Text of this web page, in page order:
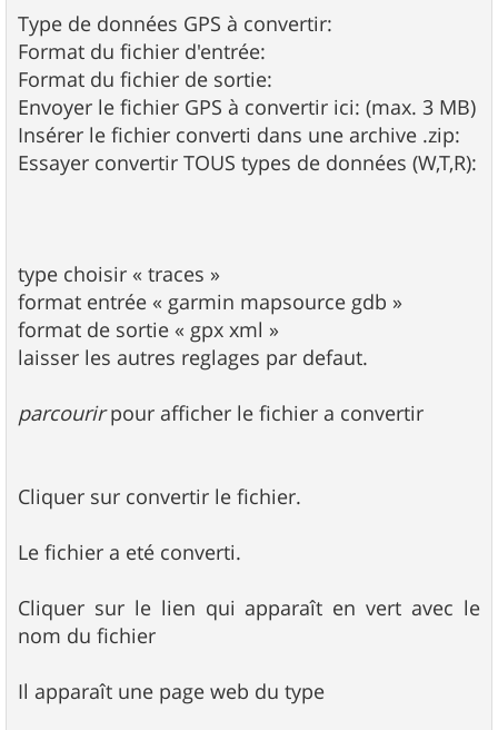
Type de données GPS à convertir:
Format du fichier d'entrée:
Format du fichier de sortie:
Envoyer le fichier GPS à convertir ici: (max. 3 MB)
Insérer le fichier converti dans une archive .zip:
Essayer convertir TOUS types de données (W,T,R):
type choisir « traces »
format entrée « garmin mapsource gdb »
format de sortie « gpx xml »
laisser les autres reglages par defaut.
parcourirpour afficher le fichier a convertir
Cliquer sur convertir le fichier.
Le fichier a eté converti.
Cliquer sur le lien qui apparaît en vert avec le
nom du fichier
Il apparaît une page web du type